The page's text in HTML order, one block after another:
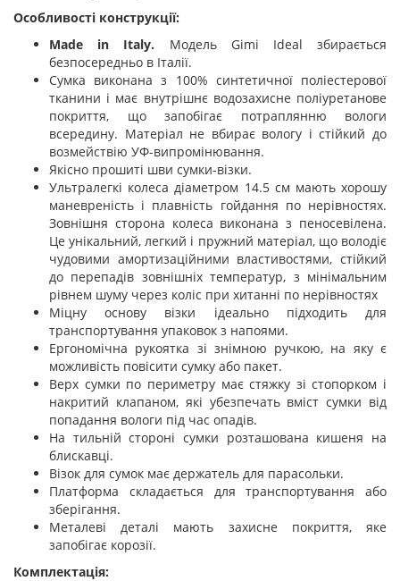
Особливості конструкції:
Made in Italy. Модель Gimi Ideal збирається
безпосередньо в Італії.
Сумка виконана з 100% синтетичної поліестерової
тканини і має внутрішнє водозахисне поліуретанове
покриття, що запобігає потраплянню вологи
всередину. Матеріал не вбирає вологу і стійкий до
возмействію УФ-випромінювання.
Якісно прошиті шви сумки-візки.
Ультралегкі колеса діаметром 14.5 см мають хорошу
маневреність і плавність гойдання по нерівностях.
Зовнішня сторона колеса виконана з пеносевілена.
Це унікальний, легкий і пружний матеріал, що володіє
чудовими амортизаційними властивостями, стійкий
до перепадів зовнішніх температур, з мінімальним
рівнем шуму через коліс при хитанні по нерівностях
Міцну основу візки ідеально підходить для
транспортування упаковок з напоями.
Ергономічна рукоятка зі знімною ручкою, на яку є
можливість повісити сумку або пакет.
Верх сумки по периметру має стяжку зі стопорком і
накритий клапаном, які убезпечать вміст сумки від
попадання вологи під час опадів.
На тильній стороні сумки розташована кишеня на
блискавці.
Візок для сумок має держатель для парасольки.
Платформа складається для транспортування або
зберігання.
Металеві деталі мають захисне покриття, яке
запобігає корозії.
Комплектація: